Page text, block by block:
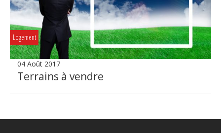
Logement
04 Août 2017
Terrains à vendre